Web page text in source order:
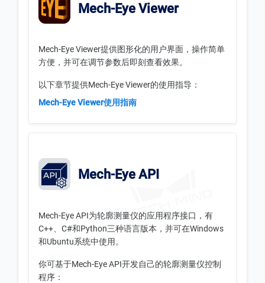
Mech-Eye Viewer
Mech-Eye Viewer提供图形化的用户界面，操作简单
方便，并可在调节参数后即刻查看效果。
以下章节提供Mech-Eye Viewer的使用指导：
Mech-Eye Viewer使用指南
Mech-Eye API
Mech-Eye API为轮廓测量仪的应用程序接口，有
C++、C#和Python三种语言版本，并可在Windows
和Ubuntu系统中使用。
你可基于Mech-Eye API开发自己的轮廓测量仪控制
程序：